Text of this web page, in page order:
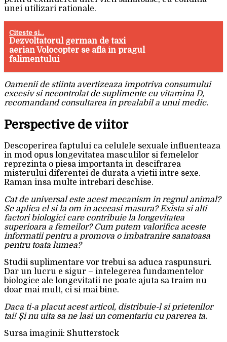
unei utilizari rationale.
Citeste si...
Dezvoltatorul german de taxi
aerian Volocopter se află în pragul
falimentului
Oamenii de stiinta avertizeaza impotriva consumului
excesiv si necontrolat de suplimente cu vitamina D,
recomandand consultarea in prealabil a unui medic.
Perspective de viitor
Descoperirea faptului ca celulele sexuale influenteaza
in mod opus longevitatea masculilor si femelelor
reprezinta o piesa importanta in descifrarea
misterului diferentei de durata a vietii intre sexe.
Raman insa multe intrebari deschise.
Cat de universal este acest mecanism in regnul animal?
Se aplica el si la om in aceeasi masura? Exista si alti
factori biologici care contribuie la longevitatea
superioara a femeilor? Cum putem valorifica aceste
informatii pentru a promova o imbatranire sanatoasa
pentru toata lumea?
Studii suplimentare vor trebui sa aduca raspunsuri.
Dar un lucru e sigur – intelegerea fundamentelor
biologice ale longevitatii ne poate ajuta sa traim nu
doar mai mult, ci si mai bine.
Daca ti-a placut acest articol, distribuie-l si prietenilor
tai! Și nu uita sa ne lasi un comentariu cu parerea ta.
Sursa imaginii: Shutterstock